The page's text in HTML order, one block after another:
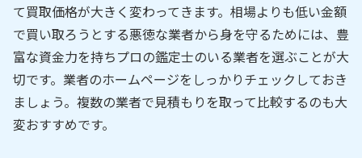
て買取価格が大きく変わってきます。相場よりも低い金額
で買い取ろうとする悪徳な業者から身を守るためには、豊
富な資金力を持ちプロの鑑定士のいる業者を選ぶことが大
切です。業者のホームページをしっかりチェックしておき
ましょう。複数の業者で見積もりを取って比較するのも大
変おすすめです。